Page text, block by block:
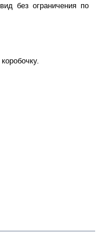
без ограничения по